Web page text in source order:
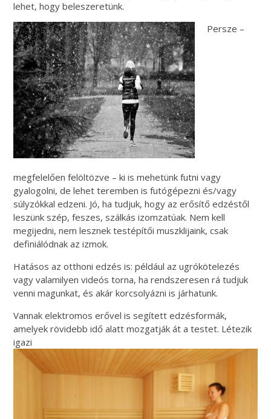
lehet, hogy beleszeretünk.
Persze –
megfelelően felöltözve – ki is mehetünk futni vagy
gyalogolni, de lehet teremben is futógépezni és/vagy
súlyzókkal edzeni. Jó, ha tudjuk, hogy az erősítő edzéstől
leszünk szép, feszes, szálkás izomzatúak. Nem kell
megijedni, nem lesznek testépítői muszklijaink, csak
definiálódnak az izmok.
Hatásos az otthoni edzés is: például az ugrókötelezés
vagy valamilyen videós torna, ha rendszeresen rá tudjuk
venni magunkat, és akár korcsolyázni is járhatunk.
Vannak elektromos erővel is segített edzésformák,
amelyek rövidebb idő alatt mozgatják át a testet. Létezik
igazi